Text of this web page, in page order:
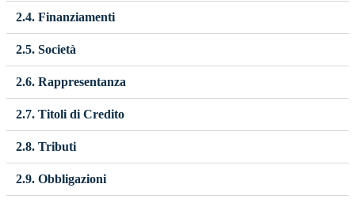
2.4. Finanziamenti
2.5. Società
2.6. Rappresentanza
2.7. Titoli di Credito
2.8. Tributi
2.9. Obbligazioni